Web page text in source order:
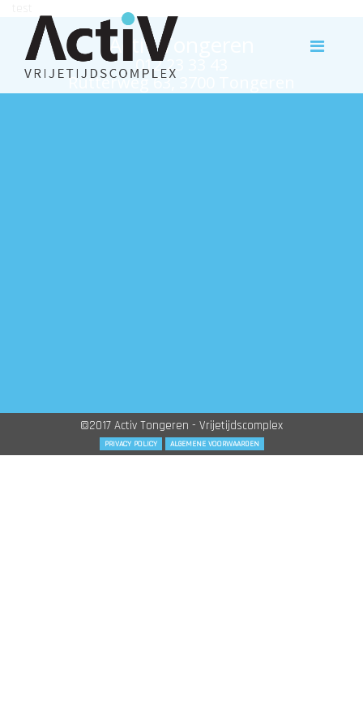
Activ Tongeren
012 23 33 43
Rutterweg 63, 3700 Tongeren
©2017 Activ Tongeren - Vrijetijdscomplex
PRIVACY POLICY ALGEMENE VOORWAARDEN